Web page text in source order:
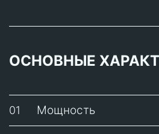
ОСНОВНЫЕ
01 Мощность